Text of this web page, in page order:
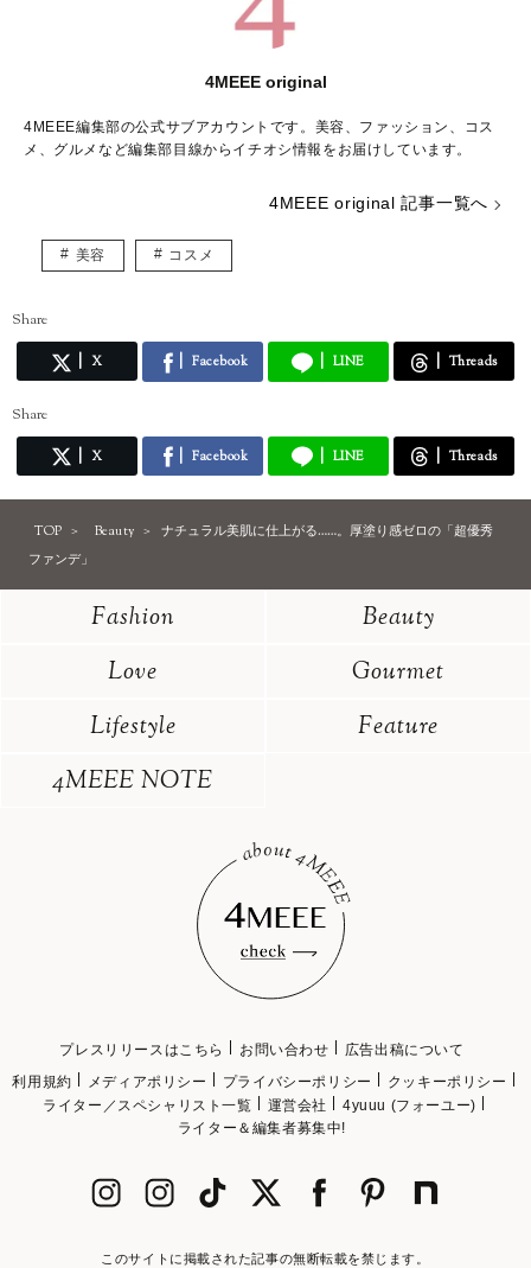
4MEEE original
4MEEE編集部の公式サブアカウントです。美容、ファッション、コス
メ、グルメなど編集部目線からイチオシ情報をお届けしています。
4MEEE original 記事一覧へ
美容 コスメ
Share
X Facebook LINE Threads
Share
X Facebook LINE Threads
TOP Beauty
ナチュラル美肌に仕上がる……。厚塗り感ゼロの「超優秀
ファンデ」
Fashion
Beauty
Love
Gourmet
Lifestyle
Feature
4MEEE NOTE
プレスリリースはこちら お問い合わせ
広告出稿について
利用規約
メディアポリシー プライバシーポリシー
クッキーポリシー
ライター／スペシャリスト一覧
運営会社
4yuuu (フォーユー)
ライター＆編集者募集中!
このサイトに掲載された記事の無断転載を禁じます。